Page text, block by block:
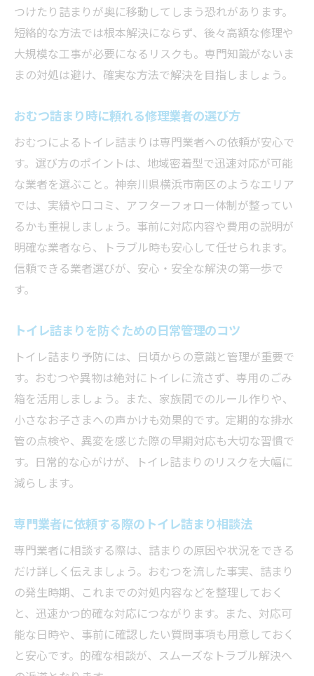
トイレ詰まり応急処置の基本ステップ
おむつ詰まりの自力対処が難しい理由とは
家庭で使えるトイレ詰まり改善グッズ紹介
トイレ詰まりを安全に解消するための注意
応急処置後に業者依頼すべき判断基準
トイレ詰まり修理の費用を抑えるための工夫
トイレ詰まり修理の無駄な出費を防ぐコツ
複数の業者比較でトイレ詰まり費用を節約
トイレ詰まり料金の見積もりトラブルを回
避
日頃からのメンテナンスで修理費用を削減
トイレ詰まり修理費を抑える交渉ポイント
安心して依頼できる修理業者選びのポイント
トイレ詰まり修理で信頼できる業者の見分
け方
口コミや評判から業者選びのポイントを学
ぶ
理由
トイレ修理業者の料金体系は事前に確認が
重要
即日・夜間対応などのサービス内容を比較
トイレ詰まりで避けたい高額請求の注意点
トイレ詰まりを未然に防ぐための生活習慣
トイレ詰まりを防ぐための日々の使い方
つけたり詰まりが奥に移動してしまう恐れがあります。
短絡的な方法では根本解決にならず、後々高額な修理や
大規模な工事が必要になるリスクも。専門知識がないま
まの対処は避け、確実な方法で解決を目指しましょう。
おむつ詰まり時に頼れる修理業者の選び方
おむつによるトイレ詰まりは専門業者への依頼が安心で
す。選び方のポイントは、地域密着型で迅速対応が可能
な業者を選ぶこと。神奈川県横浜市南区のようなエリア
では、実績や口コミ、アフターフォロー体制が整ってい
るかも重視しましょう。事前に対応内容や費用の説明が
明確な業者なら、トラブル時も安心して任せられます。
信頼できる業者選びが、安心・安全な解決の第一歩で
す。
トイレ詰まりを防ぐための日常管理のコツ
トイレ詰まり予防には、日頃からの意識と管理が重要で
す。おむつや異物は絶対にトイレに流さず、専用のごみ
箱を活用しましょう。また、家族間でのルール作りや、
小さなお子さまへの声かけも効果的です。定期的な排水
管の点検や、異変を感じた際の早期対応も大切な習慣で
す。日常的な心がけが、トイレ詰まりのリスクを大幅に
減らします。
専門業者に依頼する際のトイレ詰まり相談法
専門業者に相談する際は、詰まりの原因や状況をできる
だけ詳しく伝えましょう。おむつを流した事実、詰まり
の発生時期、これまでの対処内容などを整理しておく
と、迅速かつ的確な対応につながります。また、対応可
能な日時や、事前に確認したい質問事項も用意しておく
と安心です。的確な相談が、スムーズなトラブル解決へ